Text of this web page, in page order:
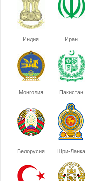
Индия Иран
Монголия Пакистан
Белорусия Шри-Ланка